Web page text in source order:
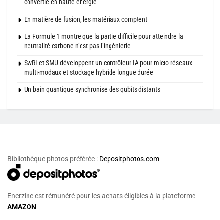
convertie en haute énergie
En matière de fusion, les matériaux comptent
La Formule 1 montre que la partie difficile pour atteindre la
neutralité carbone n’est pas l’ingénierie
SwRI et SMU développent un contrôleur IA pour micro-réseaux
multi-modaux et stockage hybride longue durée
Un bain quantique synchronise des qubits distants
Bibliothèque photos préférée : Depositphotos.com
Enerzine est rémunéré pour les achats éligibles à la plateforme
AMAZON